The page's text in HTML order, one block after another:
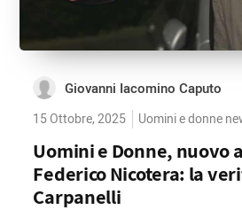
Giovanni Iacomino Caputo
15 Ottobre, 2025 Uomini e donne
Uomini e Donne, nuovo
Federico Nicotera: la
Carpanelli